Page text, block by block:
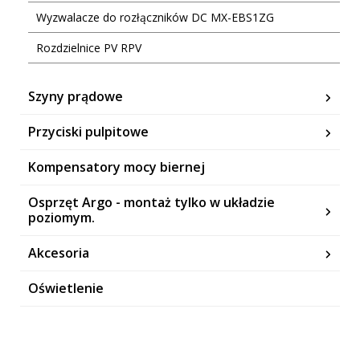
Wyzwalacze do rozłączników DC MX-EBS1ZG
Rozdzielnice PV RPV
Szyny prądowe
Przyciski pulpitowe
Kompensatory mocy biernej
Osprzęt Argo - montaż tylko w układzie
poziomym.
Akcesoria
Oświetlenie